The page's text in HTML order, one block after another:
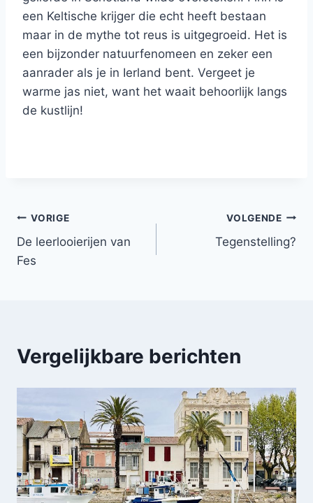
een Keltische krijger die echt heeft bestaan
maar in de mythe tot reus is uitgegroeid. Het is
een bijzonder natuurfenomeen en zeker een
aanrader als je in Ierland bent. Vergeet je
warme jas niet, want het waait behoorlijk langs
de kustlijn!
Bericht
navigatie
VORIGE
De leerlooierijen van
Fes
VOLGENDE
Tegenstelling?
Vergelijkbare berichten